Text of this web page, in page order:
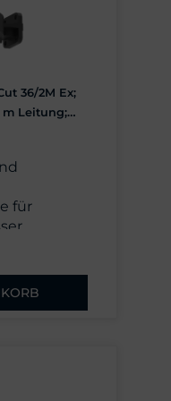
nach
6,6 A,
36/2M Ex;
m Leitung;
für